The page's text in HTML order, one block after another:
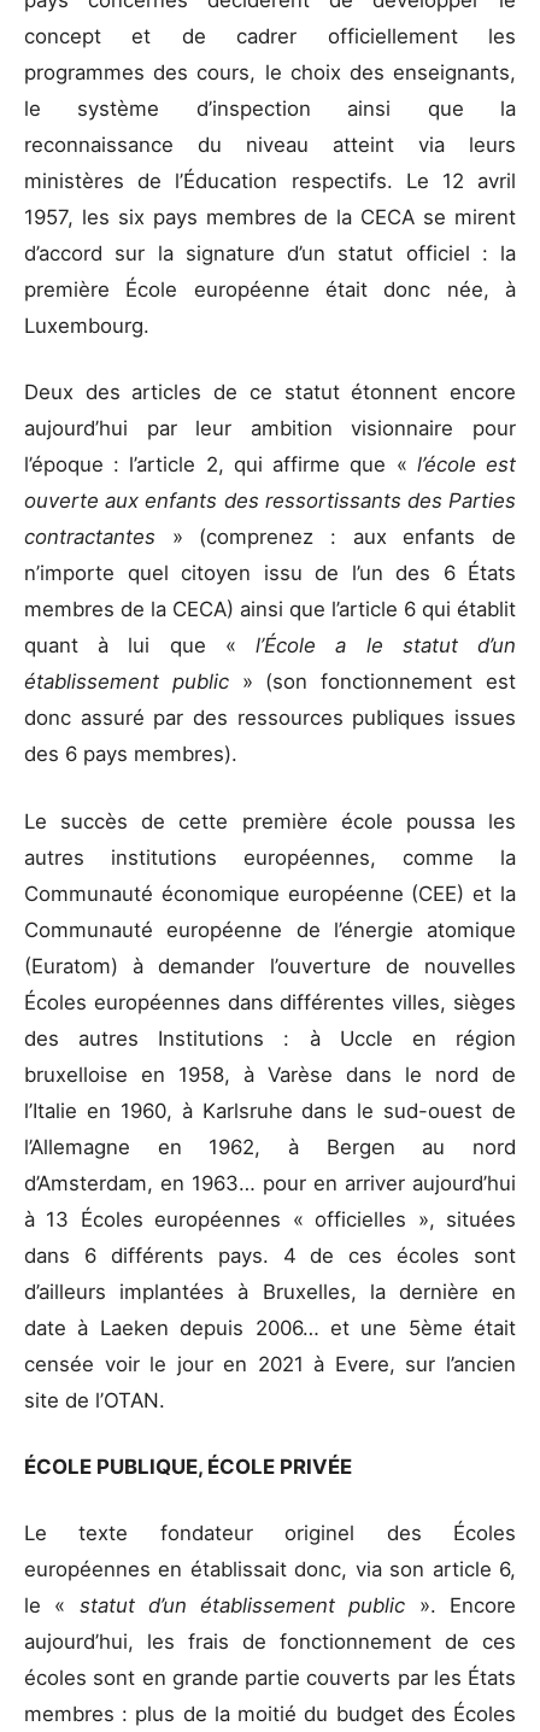
concept et de cadrer officiellement les
programmes des cours, le choix des enseignants,
le système d’inspection ainsi que la
reconnaissance du niveau atteint via leurs
ministères de l’Éducation respectifs. Le 12 avril
1957, les six pays membres de la CECA se mirent
d’accord sur la signature d’un statut officiel : la
première École européenne était donc née, à
Luxembourg.
Deux des articles de ce statut étonnent encore
aujourd’hui par leur ambition visionnaire pour
l’époque : l’article 2, qui affirme que « l’école est
ouverte aux enfants des ressortissants des Parties
contractantes » (comprenez : aux enfants de
n’importe quel citoyen issu de l’un des 6 États
membres de la CECA) ainsi que l’article 6 qui établit
quant à lui que «l’École a le statut d’un
établissement public » (son fonctionnement est
donc assuré par des ressources publiques issues
des 6 pays membres).
Le succès de cette première école poussa les
autres institutions européennes, comme la
Communauté économique européenne (CEE) et la
Communauté européenne de l’énergie atomique
(Euratom) à demander l’ouverture de nouvelles
Écoles européennes dans différentes villes, sièges
des autres Institutions : à Uccle en région
bruxelloise en 1958, à Varèse dans le nord de
l’Italie en 1960, à Karlsruhe dans le sud-ouest de
l’Allemagne en 1962, à Bergen au nord
d’Amsterdam, en 1963… pour en arriver aujourd’hui
à 13 Écoles européennes « officielles », situées
dans 6 différents pays. 4 de ces écoles sont
d’ailleurs implantées à Bruxelles, la dernière en
date à Laeken depuis 2006… et une 5ème était
censée voir le jour en 2021 à Evere, sur l’ancien
site de l’OTAN.
ÉCOLE PUBLIQUE, ÉCOLE PRIVÉE
Le texte fondateur originel des Écoles
européennes en établissait donc, via son article 6,
le « statut d’un établissement public ». Encore
aujourd’hui, les frais de fonctionnement de ces
écoles sont en grande partie couverts par les États
membres : plus de la moitié du budget des Écoles